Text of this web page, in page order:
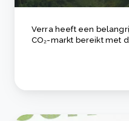
Verra heeft een
CO₂-markt bereikt met